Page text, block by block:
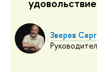
Зверев